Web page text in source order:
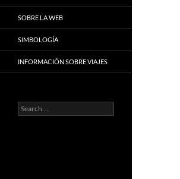
SOBRE LA WEB
SIMBOLOGÍA
INFORMACIÓN SOBRE VIAJES
Search
for: